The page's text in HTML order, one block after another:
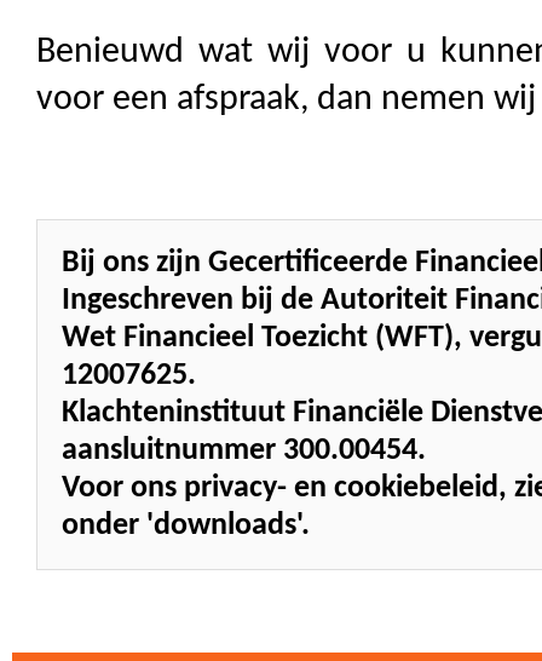
Benieuwd wat wij voor u
voor een afspraak, dan nemen
Bij ons zijn Gecertificeerde
Ingeschreven bij de Autoriteit
Wet Financieel Toezicht (WFT),
12007625.
Klachteninstituut Financiële
aansluitnummer 300.00454.
Voor ons privacy- en cookiebeleid,
onder 'downloads'.